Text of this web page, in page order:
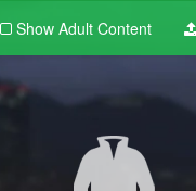
Show Adult Content